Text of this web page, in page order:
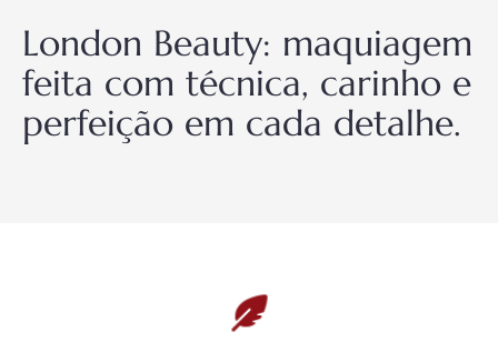
London Beauty: maquiagem
feita com técnica, carinho e
perfeição em cada detalhe.